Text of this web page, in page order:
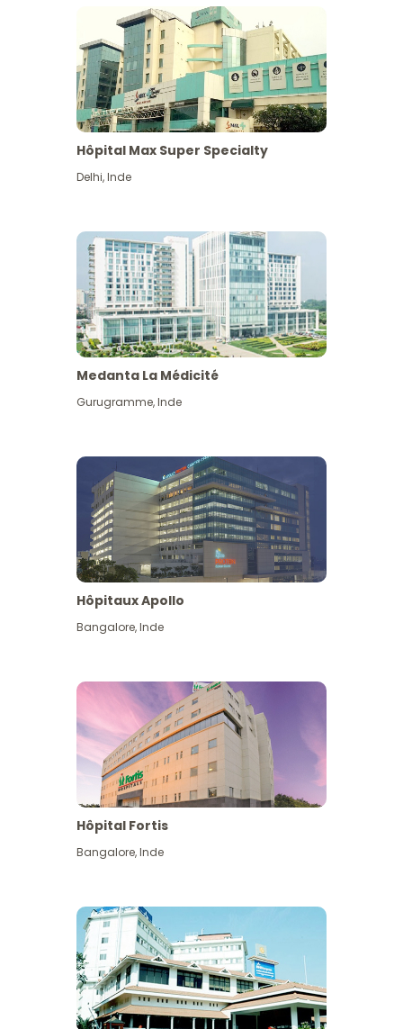
Hôpital Max Super Specialty
Delhi,Inde
Medanta La Médicité
Gurugramme,Inde
Hôpitaux Apollo
Bangalore,Inde
Hôpital Fortis
Bangalore,Inde